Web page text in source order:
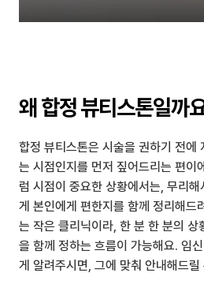
왜 합정 뷰티스톤일까
합정 뷰티스톤은 시술을 권하기 전에
는 시점인지를 먼저 짚어드리는 편이
럼 시점이 중요한 상황에서는, 무리
게 본인에게 편한지를 함께 정리해드
는 작은 클리닉이라, 한 분 한 분의 상
을 함께 정하는 흐름이 가능해요. 임
게 알려주시면, 그에 맞춰 안내해드릴